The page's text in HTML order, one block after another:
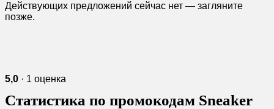
Действующих предложений сейчас нет — загляните
позже.
5,0 · 1 оценка
Статистика по промокодам Sneaker